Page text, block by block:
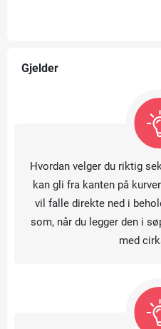
Gjelder
Hvordan velger du riktig
kan gli fra kanten på
vil falle direkte ned i
som, når du legger den i
med